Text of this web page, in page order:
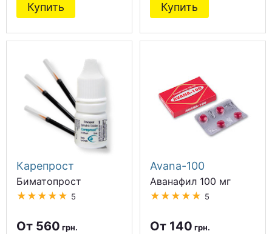
Купить Купить
Карепрост
Биматопрост
★★★★★ 5
От 560
Avana-100
Аванафил 100 мг
★★★★★ 5
От 140